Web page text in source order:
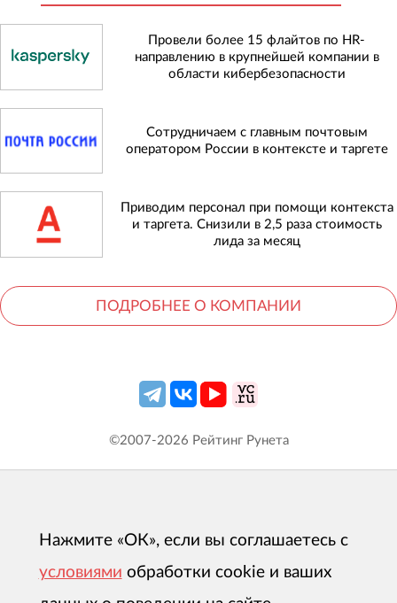
Провели более 15 флайтов по HR-
направлению в крупнейшей компании в
области кибербезопасности
Сотрудничаем с главным почтовым
оператором России в контексте и таргете
Приводим персонал при помощи контекста
и таргета. Снизили в 2,5 раза стоимость
лида за месяц
ПОДРОБНЕЕ О КОМПАНИИ
©2007-2026 Рейтинг Рунета
Нажмите «ОК», если вы соглашаетесь с
условиями обработки cookie и ваших